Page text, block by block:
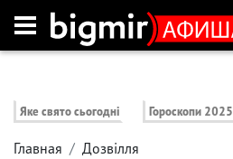
Яке свято сьогодні Гороскопи 2025
Главная Дозвілля